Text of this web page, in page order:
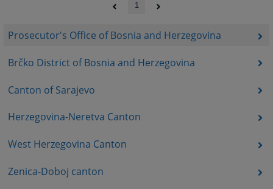
Prosecutor's Office of Bosnia and Herzegovina
Brčko District of Bosnia and Herzegovina
Canton of Sarajevo
Herzegovina-Neretva Canton
West Herzegovina Canton
Zenica-Doboj canton
1